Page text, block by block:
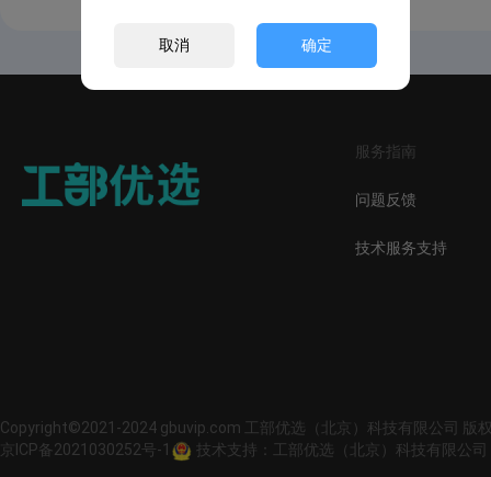
服务指南
问题反馈
技术服务支持
Copyright©2021-2024 gbuvip.com 工部优选（北京）科技有限公司 版
京ICP备2021030252号-1
技术支持：工部优选（北京）科技有限公司
取消 确定